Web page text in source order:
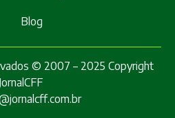
Blog
© 2007 – 2025 Copyright
JornalCFF